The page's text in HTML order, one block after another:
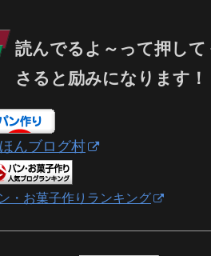
読んでるよ～って押して
さると励みになります！
んブログ村
・お菓子作りランキング